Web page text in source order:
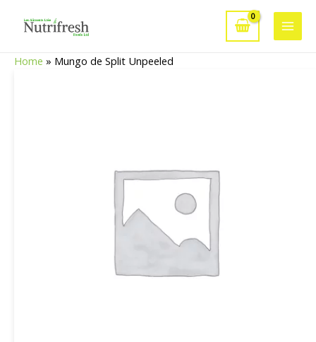
Main
Home » Mungo de Split Unpeeled